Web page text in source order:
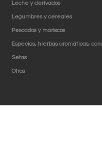
Leche y derivados
Legumbres y cereales
Pescados y mariscos
Especias, hierbas aromáticas,
Setas
Otros